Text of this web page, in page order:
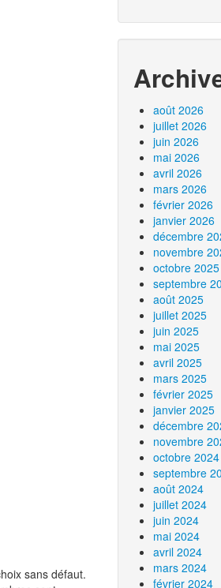
sans défaut.
août 2026
juillet 2026
juin 2026
mai 2026
avril 2026
mars 2026
février 2026
janvier 2026
décembre
novembre
octobre 2025
septembre
août 2025
juillet 2025
juin 2025
mai 2025
avril 2025
mars 2025
février 2025
janvier 2025
décembre
novembre
octobre 2024
septembre
août 2024
juillet 2024
juin 2024
mai 2024
avril 2024
mars 2024
février 2024